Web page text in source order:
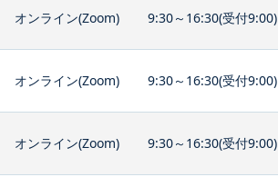
オンライン(Zoom) 9:30～16:30(受付9:00)
オンライン(Zoom) 9:30～16:30(受付9:00)
オンライン(Zoom) 9:30～16:30(受付9:00)